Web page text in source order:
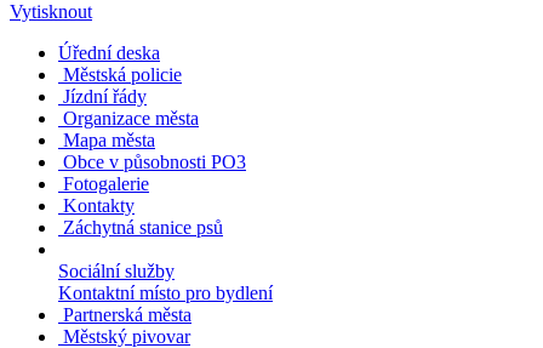
Vytisknout
Úřední deska
Městská policie
Jízdní řády
Organizace města
Mapa města
Obce v působnosti PO3
Fotogalerie
Kontakty
Záchytná stanice psů
Sociální služby
Kontaktní místo pro bydlení
Partnerská města
Městský pivovar